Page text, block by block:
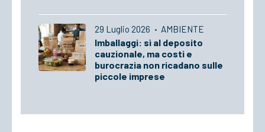
29 Luglio 2026 · AMBIENTE
Imballaggi: sì al deposito
cauzionale, ma costi e
burocrazia non ricadano sulle
piccole imprese